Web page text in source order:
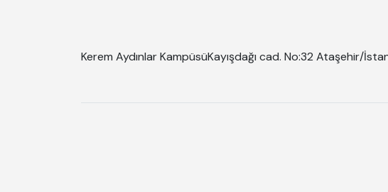
Kerem Aydınlar KampüsüKayışdağı cad. No:32 Ataşehir/